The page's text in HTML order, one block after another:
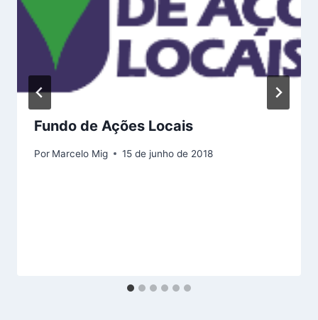
Fundo de Ações Locais
Por Marcelo Mig 15 de junho de 2018